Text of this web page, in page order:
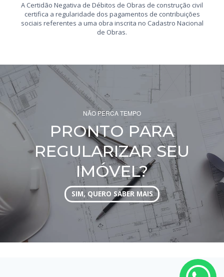
A Certidão Negativa de Débitos de Obras de construção civil
certifica a regularidade dos pagamentos de contribuições
sociais referentes a uma obra inscrita no Cadastro Nacional
de Obras.
NÃO PERCA TEMPO
PRONTO PARA
REGULARIZAR SEU
IMÓVEL?
SIM, QUERO SABER MAIS